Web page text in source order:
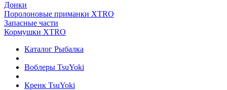
Донки
Поролоновые приманки XTRO
Запасные части
Кормушки XTRO
Каталог Рыбалка
Воблеры TsuYoki
Кренк TsuYoki